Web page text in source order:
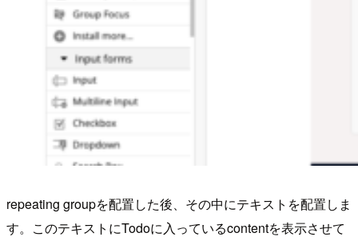
repeating groupを配置した後、その中にテキストを配置しま
す。このテキストにTodoに入っているcontentを表示させて